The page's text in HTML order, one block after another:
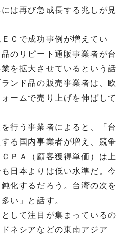
は再び急成長する兆しが見
Ｃで成功事例が増えてい
のリピート通販事業者が台
を拡大させているという話
ンド品の販売事業者は、欧
ームで売り上げを伸ばして
行う事業者によると、「台
る国内事業者が増え、競争
ＰＡ（顧客獲得単価）は上
日本よりは低い水準だ。今
化するだろう。台湾の次を
い」と話す。
して注目が集まっているの
ネシアなどの東南アジア